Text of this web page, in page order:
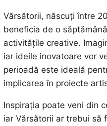
Vărsătorii, născuți între
beneficia de o
activitățile creative.
iar ideile inovatoare vor
perioadă este ideală
implicarea în proiecte
Inspirația poate veni din
iar Vărsătorii ar trebui să